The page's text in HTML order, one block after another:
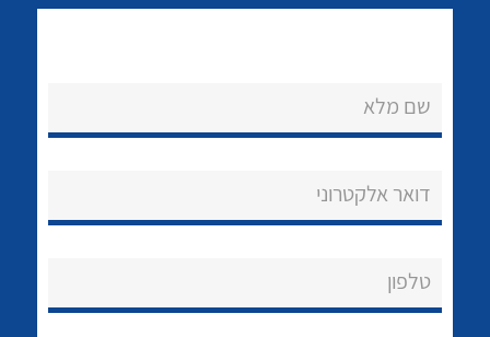
שירותי תמיכה
שם מלא
דואר אלקטרוני
טלפון